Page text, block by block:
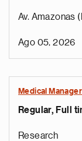
Av. Amazonas
Ago 05, 2026
Medical
Regular, Full
Research